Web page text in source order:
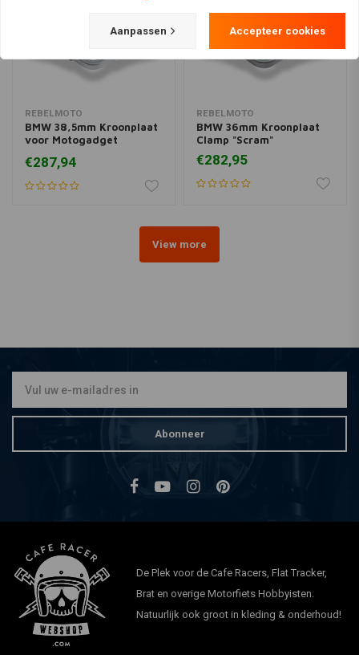
REBELMOTO
BMW 38,5mm Kroonplaat
voor Motogadget
€287,94
REBELMOTO
BMW 36mm Kroonplaat
Clamp "Scram"
€282,95
View more
Abonneer
De Plek voor de Cafe Racers, Flat Tracker,
Brat en overige Motorfiets Hobbyisten.
Natuurlijk ook groot in kleding & onderhoud!
Aanpassen Accepteer cookies